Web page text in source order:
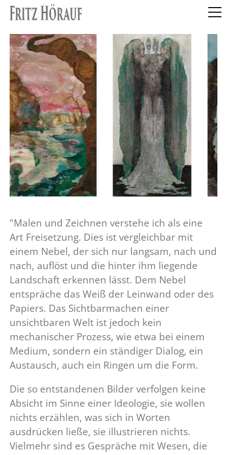
"Malen und Zeichnen verstehe ich als eine
Art Freisetzung. Dies ist vergleichbar mit
einem Nebel, der sich nur langsam, nach und
nach, auflöst und die hinter ihm liegende
Landschaft erkennen lässt. Dem Nebel
entspräche das Weiß der Leinwand oder des
Papiers. Das Sichtbarmachen einer
unsichtbaren Welt ist jedoch kein
mechanischer Prozess, wie etwa bei einem
Medium, sondern ein ständiger Dialog, ein
Austausch, auch ein Ringen um die Form.
Die so entstandenen Bilder verfolgen keine
Absicht im Sinne einer Ideologie, sie wollen
nichts erzählen, was sich in Worten
ausdrücken ließe, sie illustrieren nichts.
Vielmehr sind es Gespräche mit Wesen, die